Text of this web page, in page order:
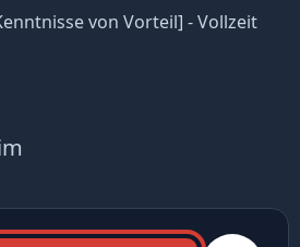
von Vorteil] - Vollzeit